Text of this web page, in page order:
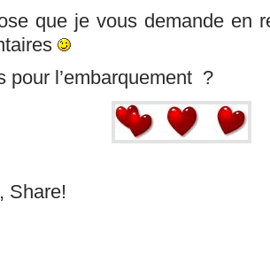
que je vous demande en
pour l’embarquement ?
Share!